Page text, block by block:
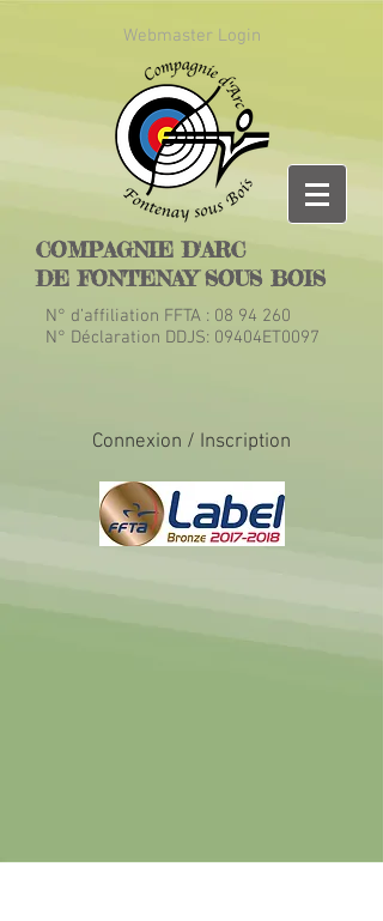
Webmaster Login
COMPAGNIE D'ARC
DE FONTENAY SOUS BOIS
N° d’affiliation FFTA : 08 94 260
N° Déclaration DDJS: 09404ET0097
Connexion / Inscription